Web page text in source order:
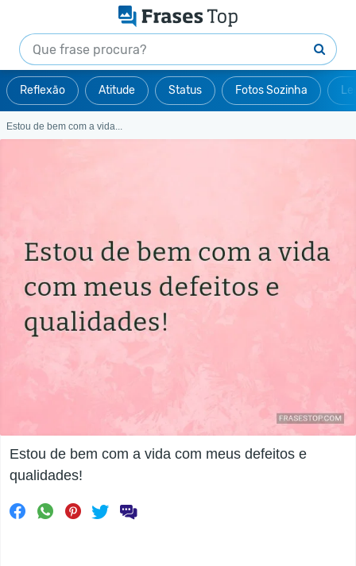
Reflexão Atitude Status Fotos Sozinha
Estou de bem com a vida...
Estou de bem com a vida com meus defeitos e
qualidades!